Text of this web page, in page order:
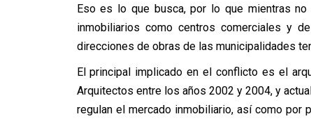
Eso es lo que busca, por lo que mientras
inmobiliarios como centros comerciales y
direcciones de obras de las municipalidades
El principal implicado en el conflicto es el
Arquitectos entre los años 2002 y 2004, y
regulan el mercado inmobiliario, así como por